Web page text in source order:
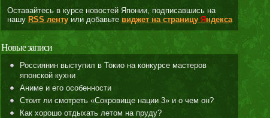
Оставайтесь в курсе новостей Японии, подписавшись на
нашу RSS лентуили добавьте виджет на страницу Яндекса
Новые записи
Россиянин выступил в Токио на конкурсе мастеров
японской кухни
Аниме и его особенности
Стоит ли смотреть «Сокровище нации 3» и о чем он?
Как хорошо отдыхать летом на пруду?